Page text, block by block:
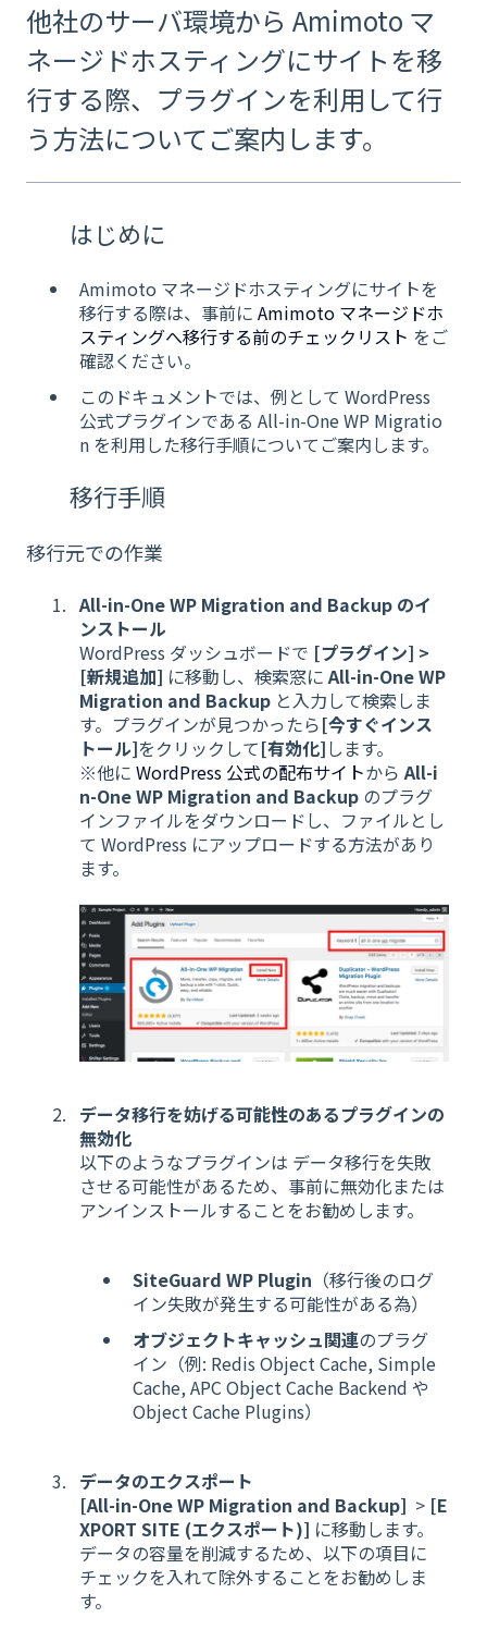
他社のサーバ環境から Amimoto マ
ネージドホスティングにサイトを移
行する際、プラグインを利用して行
う方法についてご案内します。
はじめに
Amimoto マネージドホスティングにサイトを
移行する際は、事前に Amimoto マネージドホ
スティングへ移行する前のチェックリスト をご
確認ください。
このドキュメントでは、例として WordPress
公式プラグインである All-in-One WP Migratio
n を利用した移行手順についてご案内します。
移行手順
移行元での作業
All-in-One WP Migration and Backup のイ
ンストール
WordPress ダッシュボードで [プラグイン] >
[新規追加] に移動し、検索窓に All-in-One WP
Migration and Backup と入力して検索しま
す。プラグインが見つかったら[今すぐインス
トール]をクリックして[有効化]します。
※他に WordPress 公式の配布サイトから All-i
n-One WP Migration and Backup のプラグ
インファイルをダウンロードし、ファイルとし
て WordPress にアップロードする方法があり
ます。
データ移行を妨げる可能性のあるプラグインの
無効化
以下のようなプラグインは データ移行を失敗
させる可能性があるため、事前に無効化または
アンインストールすることをお勧めします。
SiteGuard WP Plugin （移行後のログ
イン失敗が発生する可能性がある為）
オブジェクトキャッシュ関連のプラグ
イン（例: Redis Object Cache, Simple
Cache, APC Object Cache Backend や
Object Cache Plugins）
データのエクスポート
[All-in-One WP Migration and Backup] > [E
XPORT SITE (エクスポート)] に移動します。
データの容量を削減するため、以下の項目に
チェックを入れて除外することをお勧めしま
す。